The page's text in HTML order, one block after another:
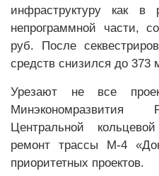
инфраструктуру как
непрограммной части,
руб. После
средств снизился до 373
Урезают не все
Минэкономразвития
Центральной
ремонт трассы М-4
приоритетных проектов.